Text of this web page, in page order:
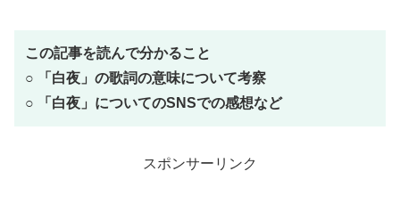
この記事を読んで分かること
○
「 白夜 」の歌詞の意味について考察
○ 「 白夜 」についてのSNSでの感想など
スポンサーリンク